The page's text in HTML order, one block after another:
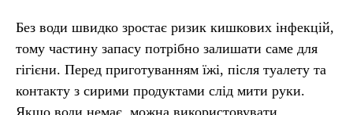
Без води швидко зростає ризик кишкових інфекцій,
тому частину запасу потрібно залишати саме для
гігієни. Перед приготуванням їжі, після туалету та
контакту з сирими продуктами слід мити руки.